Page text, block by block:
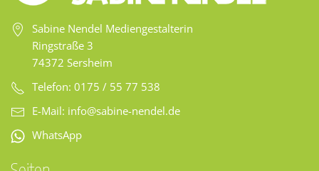
Sabine Nendel Mediengestalterin
Ringstraße 3
74372 Sersheim
Telefon: 0175 / 55 77 538
E-Mail: info@sabine-nendel.de
WhatsApp